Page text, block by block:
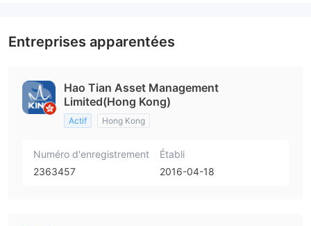
Entreprises apparentées
Hao Tian Asset Management
Limited(Hong Kong)
Actif Hong Kong
Numéro d'enregistrement
2363457
Établi
2016-04-18